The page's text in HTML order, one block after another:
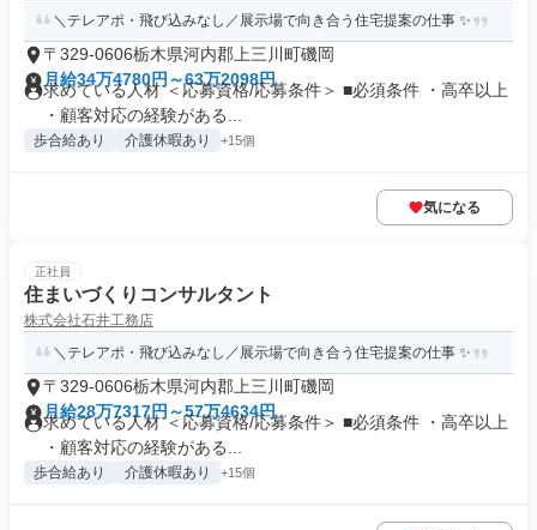
＼テレアポ・飛び込みなし／展示場で向き合う住宅提案の仕事 ✨
〒329-0606栃木県河内郡上三川町磯岡
月給34万4780円～63万2098円
求めている人材 ＜応募資格/応募条件＞ ■必須条件 ・高卒以上
・顧客対応の経験がある...
歩合給あり 介護休暇あり +15個
気になる
正社員
住まいづくりコンサルタント
株式会社石井工務店
＼テレアポ・飛び込みなし／展示場で向き合う住宅提案の仕事 ✨
〒329-0606栃木県河内郡上三川町磯岡
月給28万7317円～57万4634円
求めている人材 ＜応募資格/応募条件＞ ■必須条件 ・高卒以上
・顧客対応の経験がある...
歩合給あり 介護休暇あり +15個